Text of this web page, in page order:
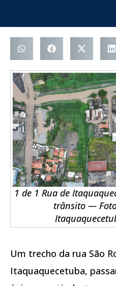
1 de 1 Rua de
trânsito —
Um trecho da rua São
Itaquaquecetuba,